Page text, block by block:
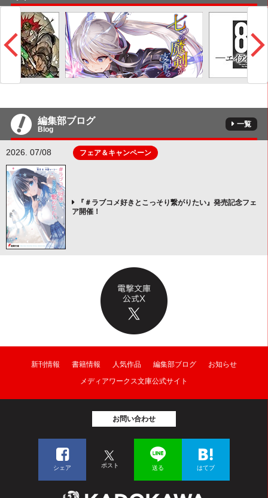
編集部ブログ
Blog
一覧
2026. 07/08 フェア＆キャンペーン
『＃ラブコメ好きとこっそり繋がりたい』発売記念フェ
ア開催！
新刊情報 書籍情報 人気作品 編集部ブログ
お知らせ
メディアワークス文庫公式サイト
お問い合わせ
シェア ポスト 送る はてブ